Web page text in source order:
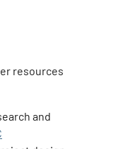
resources
and